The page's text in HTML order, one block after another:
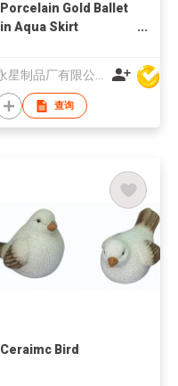
Porcelain Gold Ballet
in Aqua Skirt
永星制品厂有限公司
查询
Ceraimc Bird